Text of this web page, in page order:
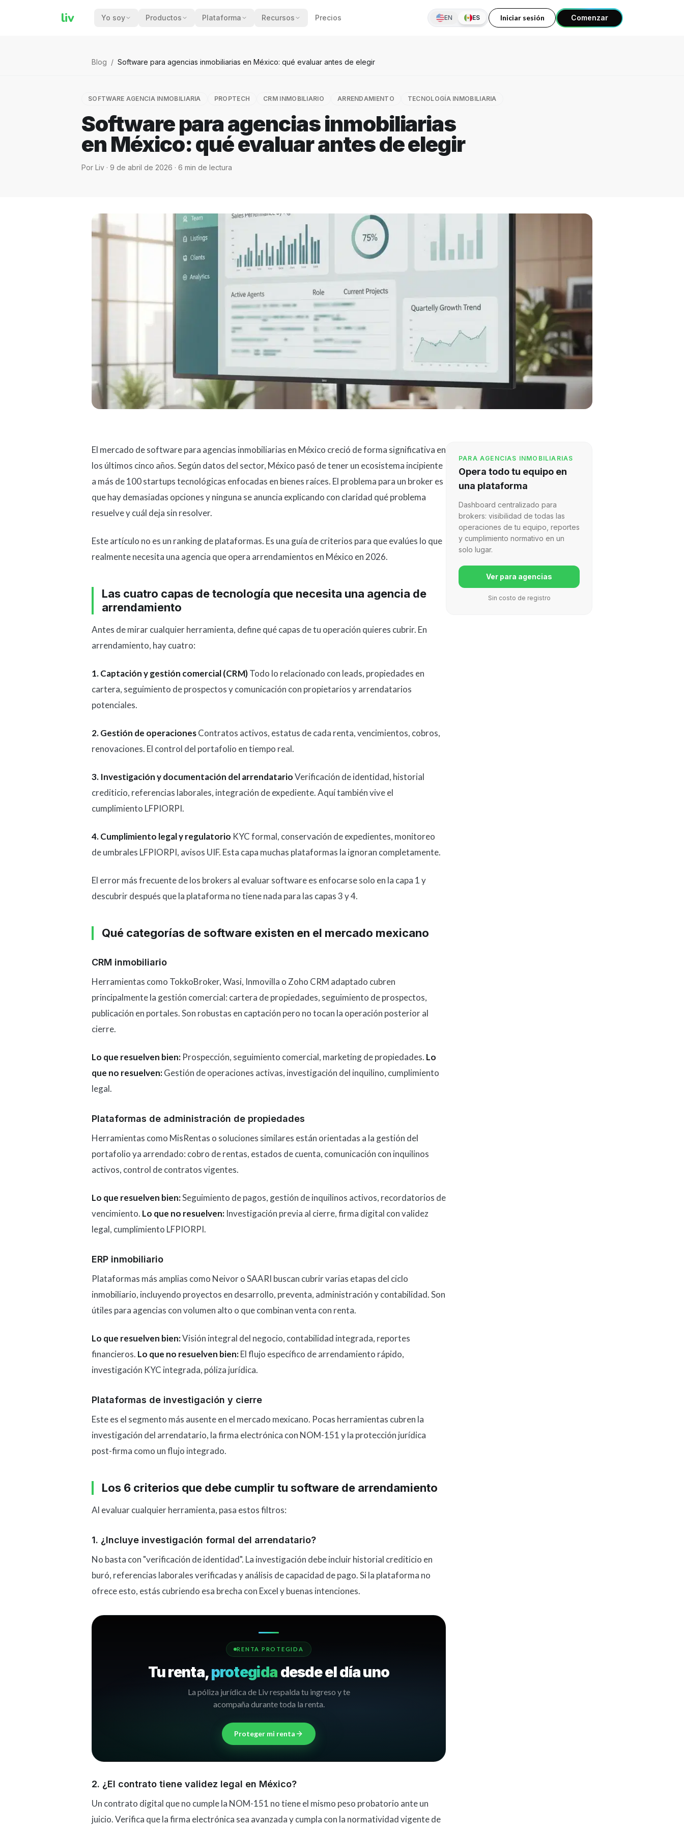
liv Yo soy Productos Plataforma Recursos Precios EN ES Iniciar sesión Comenzar
Blog / Software para agencias inmobiliarias en México: qué evaluar antes de elegir
SOFTWARE AGENCIA INMOBILIARIA PROPTECH CRM INMOBILIARIO ARRENDAMIENTO TECNOLOGÍA INMOBILIARIA
Software para agencias inmobiliarias
en México: qué evaluar antes de elegir
Por Liv · 9 de abril de 2026 · 6 min de lectura
El mercado de software para agencias inmobiliarias en México creció de forma significativa en
los últimos cinco años. Según datos del sector, México pasó de tener un ecosistema incipiente
a más de 100 startups tecnológicas enfocadas en bienes raíces. El problema para un broker es
que hay demasiadas opciones y ninguna se anuncia explicando con claridad qué problema
resuelve y cuál deja sin resolver.
Este artículo no es un ranking de plataformas. Es una guía de criterios para que evalúes lo que
realmente necesita una agencia que opera arrendamientos en México en 2026.
Las cuatro capas de tecnología que necesita una agencia de
arrendamiento
Antes de mirar cualquier herramienta, define qué capas de tu operación quieres cubrir. En
arrendamiento, hay cuatro:
1. Captación y gestión comercial (CRM)Todo lo relacionado con leads, propiedades en
cartera, seguimiento de prospectos y comunicación con propietarios y arrendatarios
potenciales.
2. Gestión de operacionesContratos activos, estatus de cada renta, vencimientos, cobros,
renovaciones. El control del portafolio en tiempo real.
3. Investigación y documentación del arrendatarioVerificación de identidad, historial
crediticio, referencias laborales, integración de expediente. Aquí también vive el
cumplimiento LFPIORPI.
4. Cumplimiento legal y regulatorio KYC formal, conservación de expedientes, monitoreo
de umbrales LFPIORPI, avisos UIF. Esta capa muchas plataformas la ignoran completamente.
El error más frecuente de los brokers al evaluar software es enfocarse solo en la capa 1 y
descubrir después que la plataforma no tiene nada para las capas 3 y 4.
Qué categorías de software existen en el mercado mexicano
CRM inmobiliario
Herramientas como TokkoBroker, Wasi, Inmovilla o Zoho CRM adaptado cubren
principalmente la gestión comercial: cartera de propiedades, seguimiento de prospectos,
publicación en portales. Son robustas en captación pero no tocan la operación posterior al
cierre.
Lo que resuelven bien: Prospección, seguimiento comercial, marketing de propiedades. Lo
que no resuelven:Gestión de operaciones activas, investigación del inquilino, cumplimiento
legal.
Plataformas de administración de propiedades
Herramientas como MisRentas o soluciones similares están orientadas a la gestión del
portafolio ya arrendado: cobro de rentas, estados de cuenta, comunicación con inquilinos
activos, control de contratos vigentes.
Lo que resuelven bien:Seguimiento de pagos, gestión de inquilinos activos, recordatorios de
vencimiento. Lo que no resuelven: Investigación previa al cierre, firma digital con validez
legal, cumplimiento LFPIORPI.
ERP inmobiliario
Plataformas más amplias como Neivor o SAARI buscan cubrir varias etapas del ciclo
inmobiliario, incluyendo proyectos en desarrollo, preventa, administración y contabilidad. Son
útiles para agencias con volumen alto o que combinan venta con renta.
Lo que resuelven bien:Visión integral del negocio, contabilidad integrada, reportes
financieros. Lo que no resuelven bien:El flujo específico de arrendamiento rápido,
investigación KYC integrada, póliza jurídica.
Plataformas de investigación y cierre
Este es el segmento más ausente en el mercado mexicano. Pocas herramientas cubren la
investigación del arrendatario, la firma electrónica con NOM-151 y la protección jurídica
post-firma como un flujo integrado.
Los 6 criterios que debe cumplir tu software de arrendamiento
Al evaluar cualquier herramienta, pasa estos filtros:
1. ¿Incluye investigación formal del arrendatario?
No basta con "verificación de identidad". La investigación debe incluir historial crediticio en
buró, referencias laborales verificadas y análisis de capacidad de pago. Si la plataforma no
ofrece esto, estás cubriendo esa brecha con Excel y buenas intenciones.
RENTA PROTEGIDA
Tu renta,protegida desde el día uno
La póliza jurídica de Liv respalda tu ingreso y te
acompaña durante toda la renta.
Proteger mi renta
2. ¿El contrato tiene validez legal en México?
Un contrato digital que no cumple la NOM-151 no tiene el mismo peso probatorio ante un
juicio. Verifica que la firma electrónica sea avanzada y cumpla con la normatividad vigente de
PARA AGENCIAS INMOBILIARIAS
Opera todo tu equipo en
una plataforma
Dashboard centralizado para
brokers: visibilidad de todas las
operaciones de tu equipo, reportes
y cumplimiento normativo en un
solo lugar.
Ver para agencias
Sin costo de registro